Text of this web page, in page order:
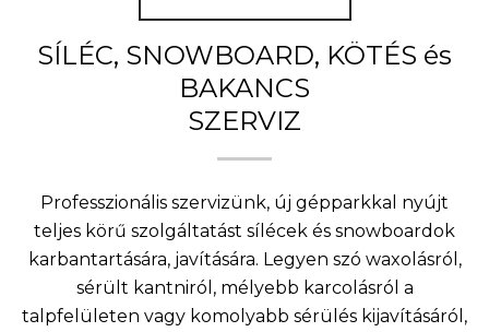
SÍLÉC, SNOWBOARD, KÖTÉS és
BAKANCS
SZERVIZ
Professzionális szervizünk, új gépparkkal nyújt
teljes körű szolgáltatást sílécek és snowboardok
karbantartására, javítására. Legyen szó waxolásról,
sérült kantniról, mélyebb karcolásról a
talpfelületen vagy komolyabb sérülés kijavításáról,